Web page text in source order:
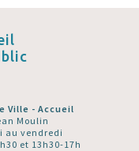
Ville - Accueil
Moulin
au vendredi
et 13h30-17h